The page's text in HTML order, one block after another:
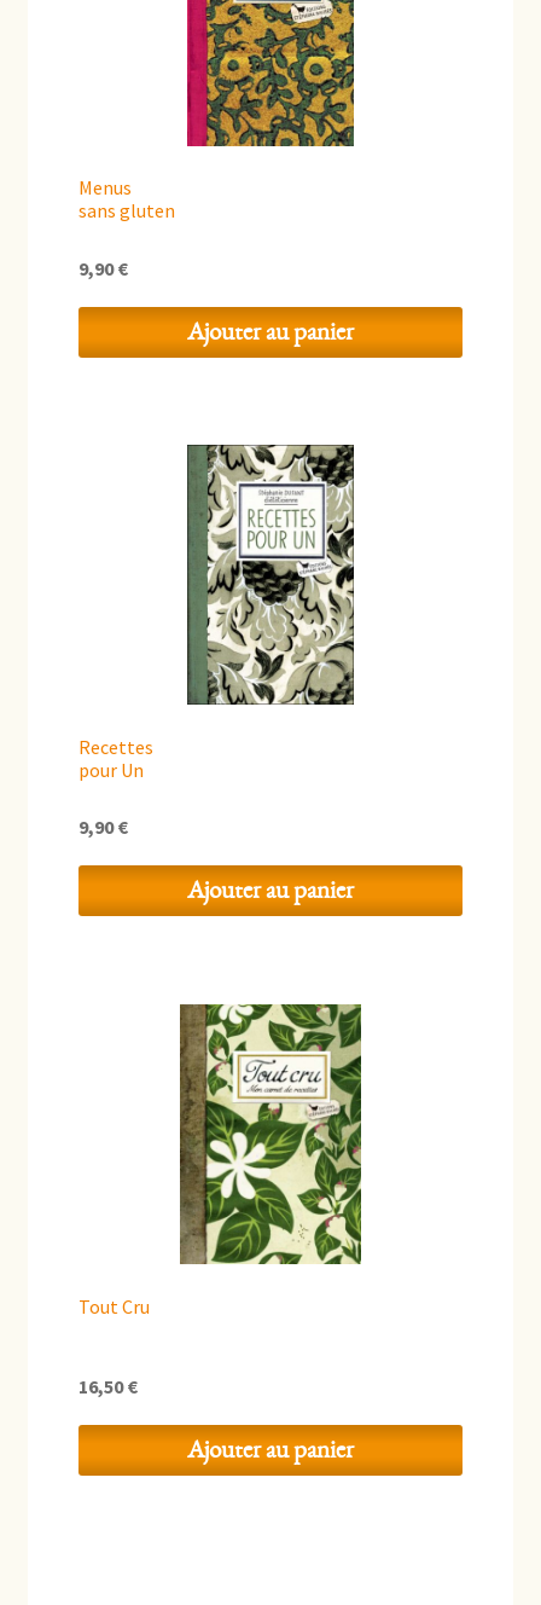
Menus
sans gluten
9,90€
Ajouter au panier
Recettes
pour Un
9,90€
Ajouter au panier
Tout Cru
16,50€
Ajouter au panier